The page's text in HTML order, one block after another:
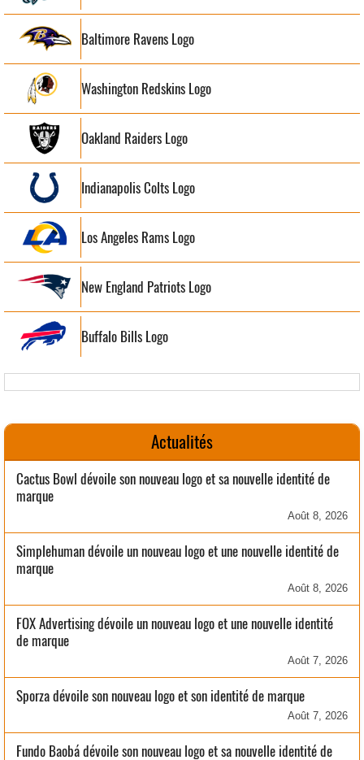
Baltimore Ravens Logo
Washington Redskins Logo
Oakland Raiders Logo
Indianapolis Colts Logo
Los Angeles Rams Logo
New England Patriots Logo
Buffalo Bills Logo
Actualités
Cactus Bowl dévoile son nouveau logo et sa nouvelle identité de
marque
Août 8, 2026
Simplehuman dévoile un nouveau logo et une nouvelle identité de
marque
Août 8, 2026
FOX Advertising dévoile un nouveau logo et une nouvelle identité
de marque
Août 7, 2026
Sporza dévoile son nouveau logo et son identité de marque
Août 7, 2026
Fundo Baobá dévoile son nouveau logo et sa nouvelle identité de